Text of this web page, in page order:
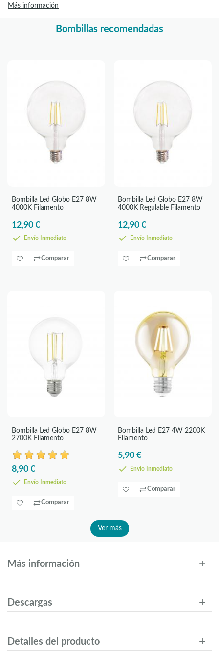
Más información
Bombillas recomendadas
Bombilla Led Globo E27 8W
4000K Filamento
12,90 €
Envío Inmediato
Comparar
Bombilla Led Globo E27 8W
4000K Regulable Filamento
12,90 €
Envío Inmediato
Comparar
Bombilla Led Globo E27 8W
2700K Filamento
8,90 €
Envío Inmediato
Comparar
Bombilla Led E27 4W 2200K
Filamento
5,90 €
Envío Inmediato
Comparar
Ver más
Más información
Descargas
Detalles del producto